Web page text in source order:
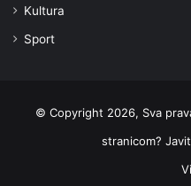
Kultura
Sport
© Copyright 2026, Sva
stranicom?